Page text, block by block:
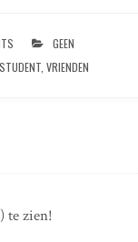
GEEN
STUDENT, VRIENDEN
te zien!